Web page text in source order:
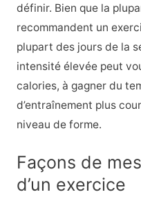
définir. Bien que la
recommandent un
plupart des jours de la
intensité élevée peut
calories, à gagner du
d’entraînement plus
niveau de forme.
Façons de
d’un exercice